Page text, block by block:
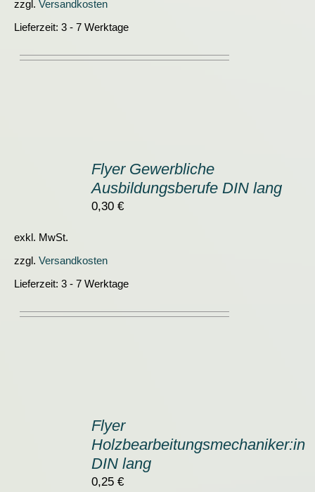
zzgl. Versandkosten
Lieferzeit: 3 - 7 Werktage
Flyer Gewerbliche
Ausbildungsberufe DIN lang
0,30€
exkl. MwSt.
zzgl. Versandkosten
Lieferzeit: 3 - 7 Werktage
Flyer
Holzbearbeitungsmechaniker:in
DIN lang
0,25€